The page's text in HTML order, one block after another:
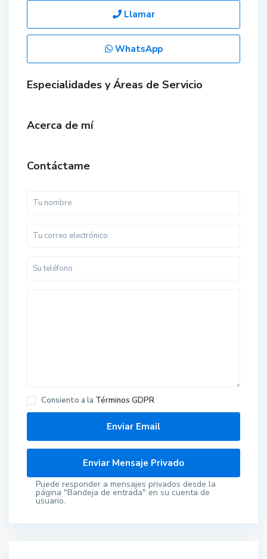
Llamar
WhatsApp
Especialidades y Áreas de Servicio
Acerca de mí
Contáctame
Consiento a la Términos GDPR
Puede responder a mensajes privados desde la
página "Bandeja de entrada" en su cuenta de
usuario.